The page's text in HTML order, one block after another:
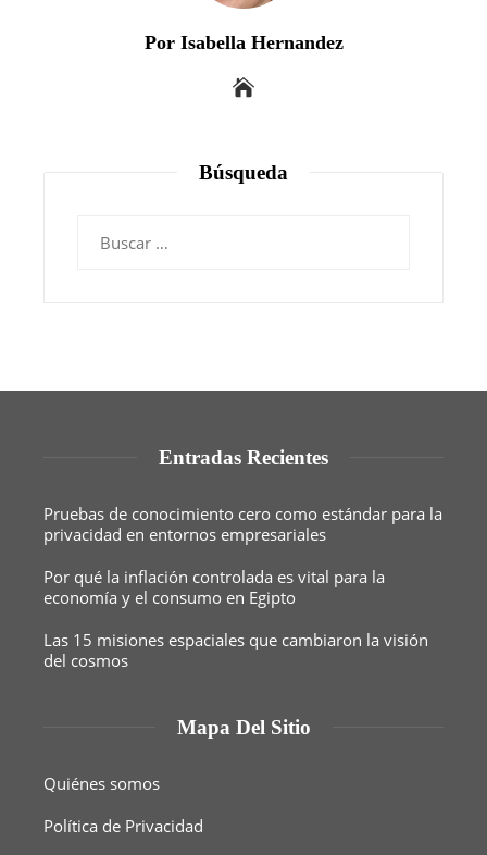
Por Isabella Hernandez
Búsqueda
Entradas Recientes
Pruebas de conocimiento cero como estándar para la
privacidad en entornos empresariales
Por qué la inflación controlada es vital para la
economía y el consumo en Egipto
Las 15 misiones espaciales que cambiaron la visión
del cosmos
Mapa Del Sitio
Quiénes somos
Política de Privacidad